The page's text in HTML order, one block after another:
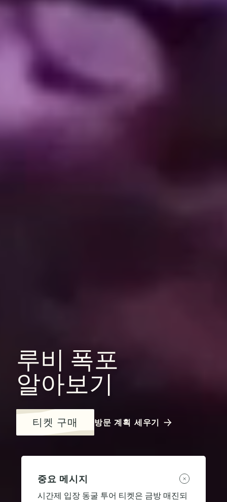
루비 폭포
알아보기
티켓 구매 방문 계획 세우기
중요 메시지
시간제 입장 동굴 투어 티켓은 금방 매진되